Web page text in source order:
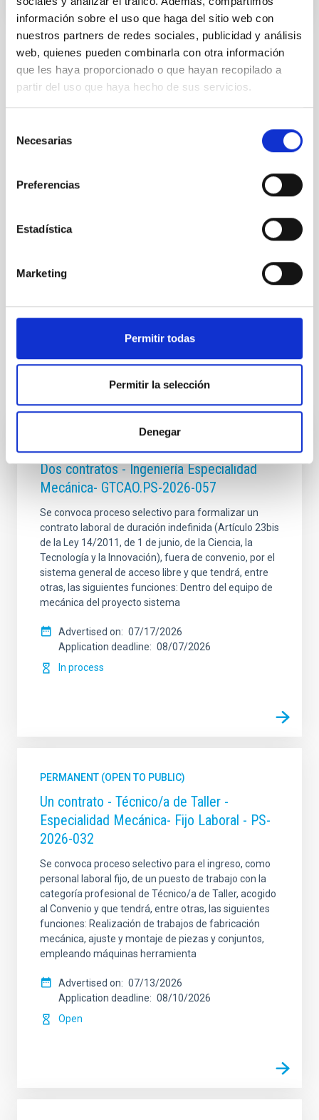
información sobre el uso que haga del sitio web con
nuestros partners de redes sociales, publicidad y análisis
web, quienes pueden combinarla con otra información
que les haya proporcionado o que hayan recopilado a
partir del uso que haya hecho de sus servicios.
Necesarias
Preferencias
Estadística
Marketing
Permitir todas
Permitir la selección
Denegar
STATE
RESOLVED
PROFESSIONAL PROFILE
TECHNICIAN
HIGHER NATIONAL DIPLOMA [UK] (QF-EHEA
SPECIALTY
NO
PS-2023-083 BASES CONVOCATORIA
ANEXO III SOLICITUD
It may interest you
Dos contratos - Ingeniería Especialidad
Mecánica- GTCAO.PS-2026-057
Se convoca proceso selectivo para formalizar un
contrato laboral de duración indefinida (Artículo 23bis
de la Ley 14/2011, de 1 de junio, de la Ciencia, la
Tecnología y la Innovación), fuera de convenio, por el
sistema general de acceso libre y que tendrá, entre
otras, las siguientes funciones: Dentro del equipo de
mecánica del proyecto sistema
Advertised on
07/17/2026
Application deadline
08/07/2026
In process
PERMANENT (OPEN TO PUBLIC)
Un contrato - Técnico/a de Taller -
Especialidad Mecánica- Fijo Laboral - PS-
2026-032
Se convoca proceso selectivo para el ingreso, como
personal laboral fijo, de un puesto de trabajo con la
categoría profesional de Técnico/a de Taller, acogido
al Convenio y que tendrá, entre otras, las siguientes
funciones: Realización de trabajos de fabricación
mecánica, ajuste y montaje de piezas y conjuntos,
empleando máquinas herramienta
Advertised on
07/13/2026
Application deadline
08/10/2026
Open